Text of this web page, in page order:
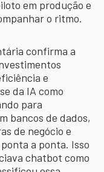
em produção e
o ritmo.
confirma a
e
da IA como
para
bancos de dados,
de negócio e
a ponta. Isso
chatbot como